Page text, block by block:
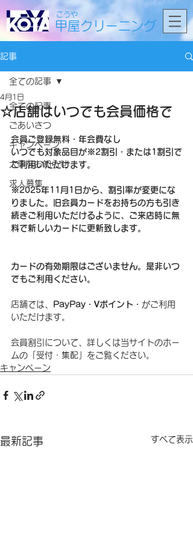
こうや
甲屋クリーニング
記事
全ての記事
ごあいさつ
キャンペーン
大事なお知らせ
求人募集
全ての記事
☆店舗はいつでも会員価格で
4月1日
会員ご登録無料・年会費なし
いつでも対象品目が※2割引・または1割引で
ご利用いただけます。
※2025年11月1日から、割引率が変更にな
りました。旧会員カードをお持ちの方も引き
続きご利用いただけるように、ご来店時に無
料で新しいカードに更新致します。
カードの有効期限はございません。是非いつ
でもご利用ください。
店舗では、 PayPay・Ꮩポイント・ がご利用
いただけます。
会員割引について、詳しくは当サイトのホー
ムの「受付・集配」をご覧ください。
キャンペーン
最新記事 すべて表示